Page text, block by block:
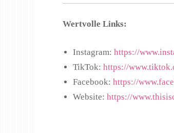
Wertvolle Links:
Instagram: https://
TikTok: https://
Facebook: https://
Website: https://